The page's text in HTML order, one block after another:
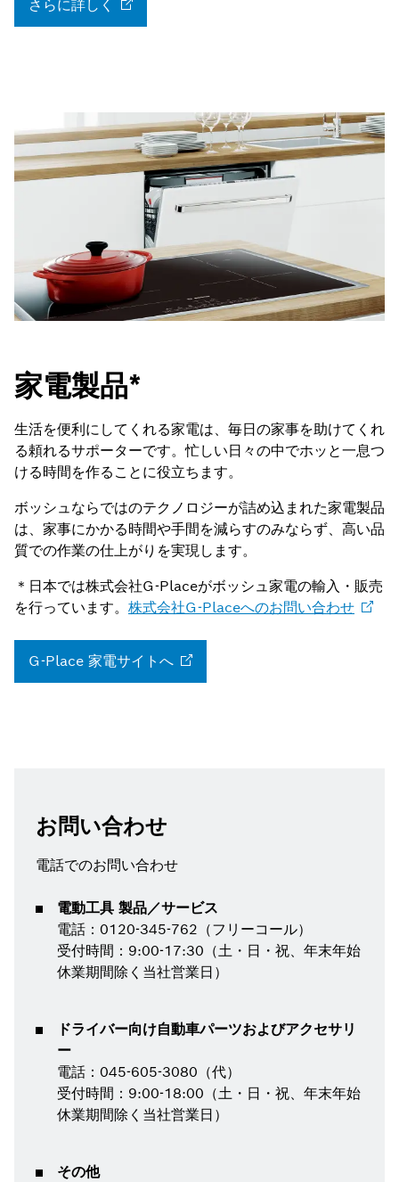
さらに詳しく
家電製品*
生活を便利にしてくれる家電は、毎日の家事を助けてくれ
る頼れるサポーターです。忙しい日々の中でホッと一息つ
ける時間を作ることに役立ちます。
ボッシュならではのテクノロジーが詰め込まれた家電製品
は、家事にかかる時間や手間を減らすのみならず、高い品
質での作業の仕上がりを実現します。
＊日本では株式会社G-Placeがボッシュ家電の輸入・販売
を行っています。 株式会社G-Placeへのお問い合わせ
G-Place 家電サイトへ
お問い合わせ
電話でのお問い合わせ
電動工具 製品／サービス
電話：0120-345-762（フリーコール）
受付時間：9:00-17:30（土・日・祝、年末年始
休業期間除く当社営業日）
ドライバー向け自動車パーツおよびアクセサリ
ー
電話：045-605-3080（代）
受付時間：9:00-18:00（土・日・祝、年末年始
休業期間除く当社営業日）
その他